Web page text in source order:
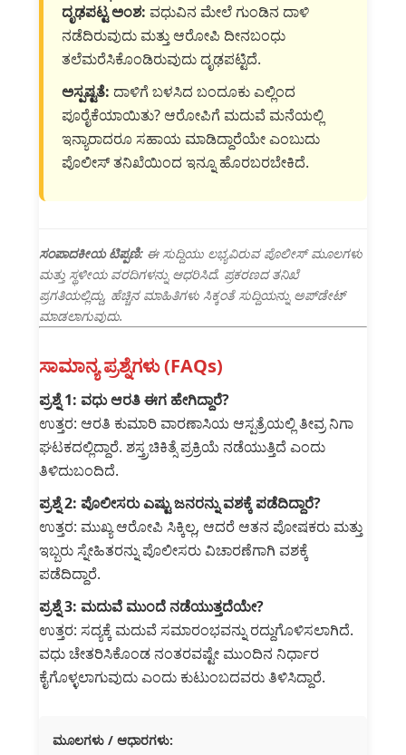
ದೃಢಪಟ್ಟ ಅಂಶ: ವಧುವಿನ ಮೇಲೆ ಗುಂಡಿನ ದಾಳಿ
ನಡೆದಿರುವುದು ಮತ್ತು ಆರೋಪಿ ದೀನಬಂಧು
ತಲೆಮರೆಸಿಕೊಂಡಿರುವುದು ದೃಢಪಟ್ಟಿದೆ.
ಅಸ್ಪಷ್ಟತೆ: ದಾಳಿಗೆ ಬಳಸಿದ ಬಂದೂಕು ಎಲ್ಲಿಂದ
ಪೂರೈಕೆಯಾಯಿತು? ಆರೋಪಿಗೆ ಮದುವೆ ಮನೆಯಲ್ಲಿ
ಇನ್ಯಾರಾದರೂ ಸಹಾಯ ಮಾಡಿದ್ದಾರೆಯೇ ಎಂಬುದು
ಪೊಲೀಸ್ ತನಿಖೆಯಿಂದ ಇನ್ನೂ ಹೊರಬರಬೇಕಿದೆ.
ಸಂಪಾದಕೀಯ ಟಿಪ್ಪಣಿ: ಈ ಸುದ್ದಿಯು ಲಭ್ಯವಿರುವ ಪೊಲೀಸ್ ಮೂಲಗಳು
ಮತ್ತು ಸ್ಥಳೀಯ ವರದಿಗಳನ್ನು ಆಧರಿಸಿದೆ. ಪ್ರಕರಣದ ತನಿಖೆ
ಪ್ರಗತಿಯಲ್ಲಿದ್ದು, ಹೆಚ್ಚಿನ ಮಾಹಿತಿಗಳು ಸಿಕ್ಕಂತೆ ಸುದ್ದಿಯನ್ನು ಅಪ್‌ಡೇಟ್
ಮಾಡಲಾಗುವುದು.
ಸಾಮಾನ್ಯ ಪ್ರಶ್ನೆಗಳು (FAQs)
ಪ್ರಶ್ನೆ 1: ವಧು ಆರತಿ ಈಗ ಹೇಗಿದ್ದಾರೆ?
ಉತ್ತರ: ಆರತಿ ಕುಮಾರಿ ವಾರಣಾಸಿಯ ಆಸ್ಪತ್ರೆಯಲ್ಲಿ ತೀವ್ರ ನಿಗಾ
ಘಟಕದಲ್ಲಿದ್ದಾರೆ. ಶಸ್ತ್ರಚಿಕಿತ್ಸೆ ಪ್ರಕ್ರಿಯೆ ನಡೆಯುತ್ತಿದೆ ಎಂದು
ತಿಳಿದುಬಂದಿದೆ.
ಪ್ರಶ್ನೆ 2: ಪೊಲೀಸರು ಎಷ್ಟು ಜನರನ್ನು ವಶಕ್ಕೆ ಪಡೆದಿದ್ದಾರೆ?
ಉತ್ತರ: ಮುಖ್ಯ ಆರೋಪಿ ಸಿಕ್ಕಿಲ್ಲ, ಆದರೆ ಆತನ ಪೋಷಕರು ಮತ್ತು
ಇಬ್ಬರು ಸ್ನೇಹಿತರನ್ನು ಪೊಲೀಸರು ವಿಚಾರಣೆಗಾಗಿ ವಶಕ್ಕೆ
ಪಡೆದಿದ್ದಾರೆ.
ಪ್ರಶ್ನೆ 3: ಮದುವೆ ಮುಂದೆ ನಡೆಯುತ್ತದೆಯೇ?
ಉತ್ತರ: ಸದ್ಯಕ್ಕೆ ಮದುವೆ ಸಮಾರಂಭವನ್ನು ರದ್ದುಗೊಳಿಸಲಾಗಿದೆ.
ವಧು ಚೇತರಿಸಿಕೊಂಡ ನಂತರವಷ್ಟೇ ಮುಂದಿನ ನಿರ್ಧಾರ
ಕೈಗೊಳ್ಳಲಾಗುವುದು ಎಂದು ಕುಟುಂಬದವರು ತಿಳಿಸಿದ್ದಾರೆ.
ಮೂಲಗಳು / ಆಧಾರಗಳು: